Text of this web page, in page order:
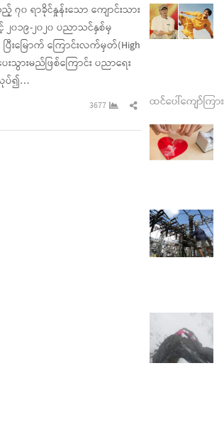
၀ ရာခိုင်နှုန်းသော ကျောင်းသား
၂၀၁၉-၂၀၂၀ ပညာသင်နှစ်မှ
မြောက် ကြောင်းလက်မှတ်(High
းသွားမည်ဖြစ်ကြောင်း ပညာရေး
လုပ်၍…
3677
Share
post
ထင်ပေါ်ကျော်ကြား